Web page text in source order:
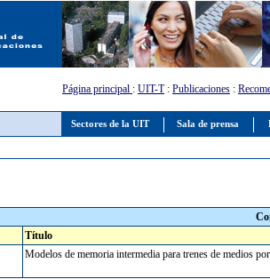
Sectores de la UIT Sala de prensa
Página principal : UIT-T: Publicaciones :
Título
Modelos de memoria intermedia para trenes de medios